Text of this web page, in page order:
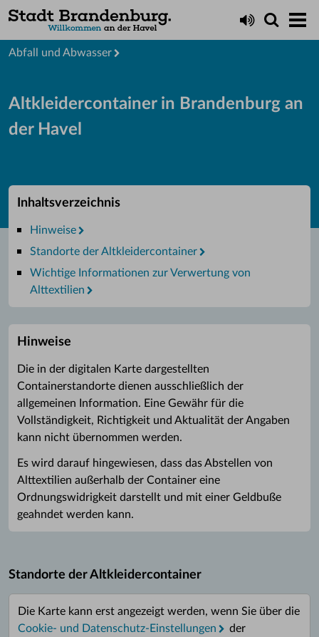
Abfall und Abwasser
Altkleidercontainer in Brandenburg an
der Havel
Inhaltsverzeichnis
Hinweise
Standorte der Altkleidercontainer
Wichtige Informationen zur Verwertung von
Alttextilien
Hinweise
Die in der digitalen Karte dargestellten
Containerstandorte dienen ausschließlich der
allgemeinen Information. Eine Gewähr für die
Vollständigkeit, Richtigkeit und Aktualität der Angaben
kann nicht übernommen werden.
Es wird darauf hingewiesen, dass das Abstellen von
Alttextilien außerhalb der Container eine
Ordnungswidrigkeit darstellt und mit einer Geldbuße
geahndet werden kann.
Standorte der Altkleidercontainer
Die Karte kann erst angezeigt werden, wenn Sie über die
Cookie- und Datenschutz-Einstellungen
der